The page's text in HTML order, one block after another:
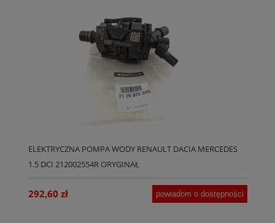
ELEKTRYCZNA POMPA WODY RENAULT DACIA MERCEDES
1.5 DCI 212002554R ORYGINAŁ
292,60 zł powiadom o dostępności